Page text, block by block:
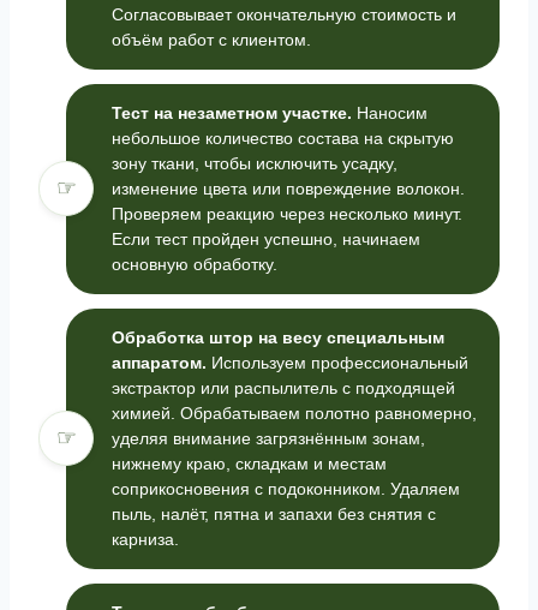
Согласовывает окончательную стоимость и
объём работ с клиентом.
☞
Тест на незаметном участке. Наносим
небольшое количество состава на скрытую
зону ткани, чтобы исключить усадку,
изменение цвета или повреждение волокон.
Проверяем реакцию через несколько минут.
Если тест пройден успешно, начинаем
основную обработку.
☞
Обработка штор на весу специальным
аппаратом. Используем профессиональный
экстрактор или распылитель с подходящей
химией. Обрабатываем полотно равномерно,
уделяя внимание загрязнённым зонам,
нижнему краю, складкам и местам
соприкосновения с подоконником. Удаляем
пыль, налёт, пятна и запахи без снятия с
карниза.